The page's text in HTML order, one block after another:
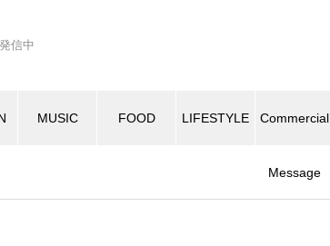
信中
MUSIC FOOD LIFESTYLE Commercial
Message